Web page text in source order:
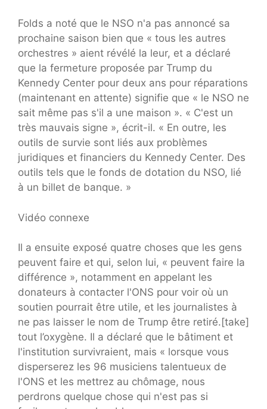
Folds a noté que le NSO n'a pas annoncé sa
prochaine saison bien que « tous les autres
orchestres » aient révélé la leur, et a déclaré
que la fermeture proposée par Trump du
Kennedy Center pour deux ans pour réparations
(maintenant en attente) signifie que « le NSO ne
sait même pas s'il a une maison ». « C'est un
très mauvais signe », écrit-il. « En outre, les
outils de survie sont liés aux problèmes
juridiques et financiers du Kennedy Center. Des
outils tels que le fonds de dotation du NSO, lié
à un billet de banque. »
Vidéo connexe
Il a ensuite exposé quatre choses que les gens
peuvent faire et qui, selon lui, « peuvent faire la
différence », notamment en appelant les
donateurs à contacter l'ONS pour voir où un
soutien pourrait être utile, et les journalistes à
ne pas laisser le nom de Trump être retiré.[take]
tout l’oxygène. Il a déclaré que le bâtiment et
l'institution survivraient, mais « lorsque vous
disperserez les 96 musiciens talentueux de
l'ONS et les mettrez au chômage, nous
perdrons quelque chose qui n'est pas si